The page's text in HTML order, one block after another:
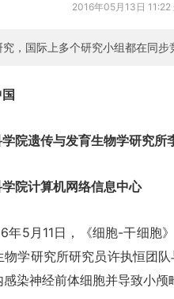
2016年05月13日 11:22
，国际上多个研究小组都在同步
遗传与发育生物学研究所
计算机网络信息中心
5月11日，《细胞-干细胞
学研究所研究员许执恒团
染神经前体细胞并导致小颅